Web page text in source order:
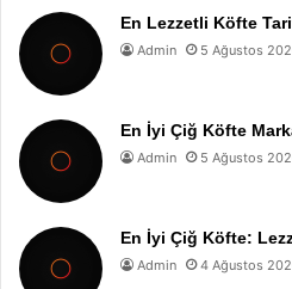
En Lezzetli Köfte
Admin 5 Ağustos
En İyi Çiğ Köfte
Admin 5 Ağustos
En İyi Çiğ Köfte:
Admin 4 Ağustos